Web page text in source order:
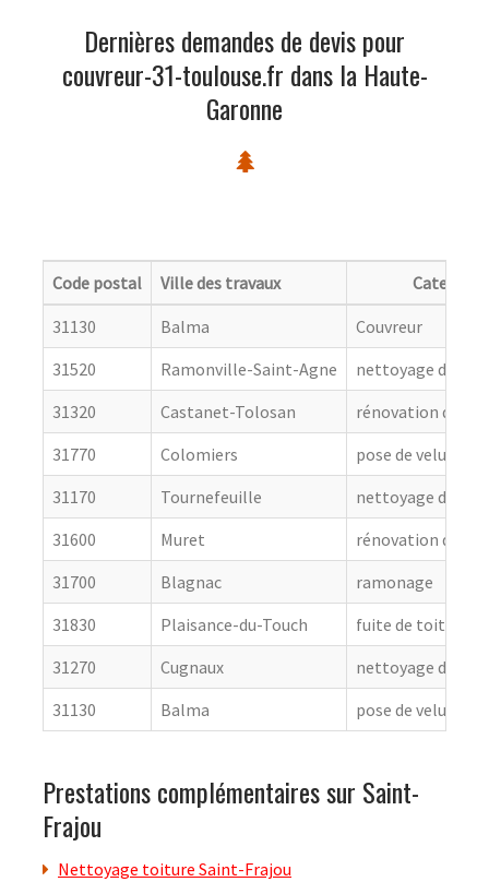
Dernières demandes de devis pour
couvreur-31-toulouse.fr dans la Haute-
Garonne
Code postal Ville des travaux
Categorie
31130
Balma
Couvreur
31520
Ramonville-Saint-Agne
nettoyage de
31320
Castanet-Tolosan
rénovation de
31770
Colomiers
pose de velux
31170
Tournefeuille
nettoyage de
31600
Muret
rénovation de
31700
Blagnac
ramonage
31830
Plaisance-du-Touch
fuite de toiture
31270
Cugnaux
nettoyage de
31130
Balma pose de velux
Prestations complémentaires sur Saint-
Frajou
Nettoyage toiture Saint-Frajou